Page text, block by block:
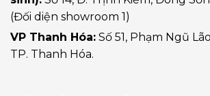
(Đối diện showroom 1)
VP Thanh Hóa: Số 51, Phạm Ngũ
TP. Thanh Hóa.